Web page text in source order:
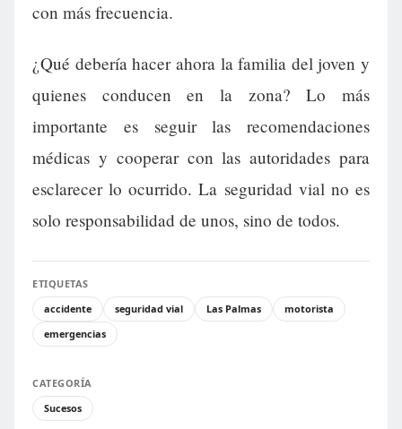
con más frecuencia.
¿Qué debería hacer ahora la familia del joven y
quienes conducen en la zona? Lo más
importante es seguir las recomendaciones
médicas y cooperar con las autoridades para
esclarecer lo ocurrido. La seguridad vial no es
solo responsabilidad de unos, sino de todos.
ETIQUETAS
accidente
seguridad vial Las Palmas
motorista
emergencias
CATEGORÍA
Sucesos